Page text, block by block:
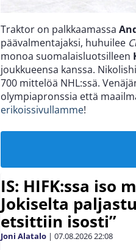
Traktor on palkkaamassa
päävalmentajaksi, huhuilee
monoa suomalaisluotsilleen
joukkueensa kanssa.
700 mittelöä NHL:ssä.
olympiapronssia että
erikoissivullamme!
IS: HIFK:ssa iso
Jokiselta
etsittiin isosti”
Joni Alatalo | 07.08.202622:08